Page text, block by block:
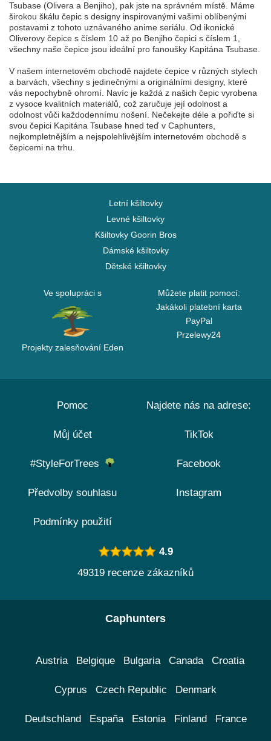
Tsubase (Olivera a Benjiho), pak jste na správném místě. Máme
širokou škálu čepic s designy inspirovanými vašimi oblíbenými
postavami z tohoto uznávaného anime seriálu. Od ikonické
Oliverovy čepice s číslem 10 až po Benjiho čepici s číslem 1,
všechny naše čepice jsou ideální pro fanoušky Kapitána Tsubase.
V našem internetovém obchodě najdete čepice v různých stylech
a barvách, všechny s jedinečnými a originálními designy, které
vás nepochybně ohromí. Navíc je každá z našich čepic vyrobena
z vysoce kvalitních materiálů, což zaručuje její odolnost a
odolnost vůči každodennímu nošení. Nečekejte déle a pořiďte si
svou čepici Kapitána Tsubase hned teď v Caphunters,
nejkompletnějším a nejspolehlivějším internetovém obchodě s
čepicemi na trhu.
Letní kšiltovky
Levné kšiltovky
Kšiltovky Goorin Bros
Dámské kšiltovky
Dětské kšiltovky
Ve spolupráci s
Projekty zalesňování Eden
Můžete platit pomocí:
Jakákoli platební karta
PayPal
Przelewy24
Pomoc
Můj účet
#StyleForTrees
Předvolby souhlasu
Podmínky použití
Najdete nás na adrese:
TikTok
Facebook
Instagram
4.9
49319 recenze zákazníků
Caphunters
Austria Belgique Bulgaria Canada Croatia
Cyprus Czech Republic Denmark
Deutschland España Estonia Finland France